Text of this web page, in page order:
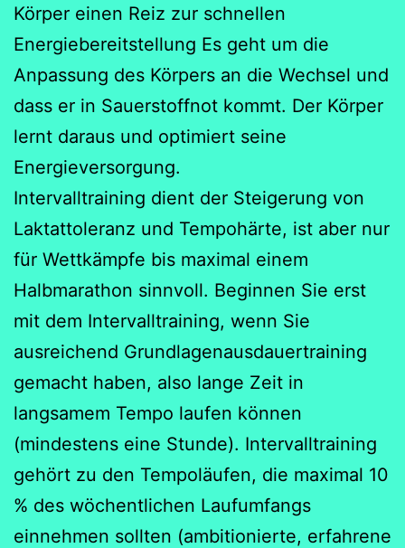
Körper einen Reiz zur schnellen
Energiebereitstellung Es geht um die
Anpassung des Körpers an die Wechsel und
dass er in Sauerstoffnot kommt. Der Körper
lernt daraus und optimiert seine
Energieversorgung.
Intervalltraining dient der Steigerung von
Laktattoleranz und Tempohärte, ist aber nur
für Wettkämpfe bis maximal einem
Halbmarathon sinnvoll. Beginnen Sie erst
mit dem Intervalltraining, wenn Sie
ausreichend Grundlagenausdauertraining
gemacht haben, also lange Zeit in
langsamem Tempo laufen können
(mindestens eine Stunde). Intervalltraining
gehört zu den Tempoläufen, die maximal 10
% des wöchentlichen Laufumfangs
einnehmen sollten (ambitionierte, erfahrene